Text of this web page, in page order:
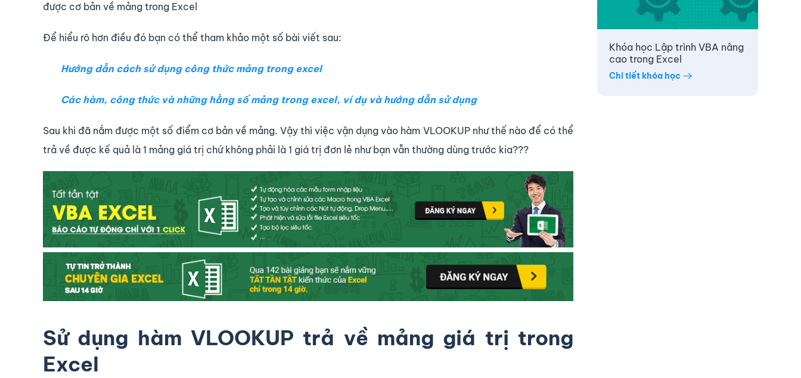
được cơ bản về mảng trong Excel
Để hiểu rõ hơn điều đó bạn có thể tham khảo một số bài viết sau:
Hướng dẫn cách sử dụng công thức mảng trong excel
Các hàm, công thức và những hằng số mảng trong excel, ví dụ và hướng dẫn sử dụng
Sau khi đã nắm được một số điểm cơ bản về mảng. Vậy thì việc vận dụng vào hàm VLOOKUP như thế nào để có thể
trả về được kế quả là 1 mảng giá trị chứ không phải là 1 giá trị đơn lẻ như bạn vẫn thường dùng trước kia???
Sử dụng hàm VLOOKUP trả về mảng giá trị trong
Excel
Khóa học Lập trình VBA nâng
cao trong Excel
Chi tiết khóa học